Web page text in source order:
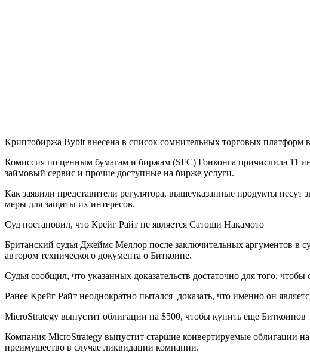
Криптобиржа Bybit внесена в список сомнительных торговых платформ
Комиссия по ценным бумагам и биржам (SFC) Гонконга причислила 11
займовый сервис и прочие доступные на бирже услуги.
Как заявили представители регулятора, вышеуказанные продукты
меры для защиты их интересов.
Суд постановил, что Крейг Райт не является Сатоши Накамото
Британский судья Джеймс Меллор после заключительных аргументов в
автором технического документа о Биткоине.
Судья сообщил, что указанных доказательств достаточно для того,
Ранее Крейг Райт неоднократно пытался доказать, что именно он
MicroStrategy выпустит облигации на $500, чтобы купить еще Биткоинов
Компания MicroStrategy выпустит старшие конвертируемые облигации
преимущество в случае ликвидации компании.